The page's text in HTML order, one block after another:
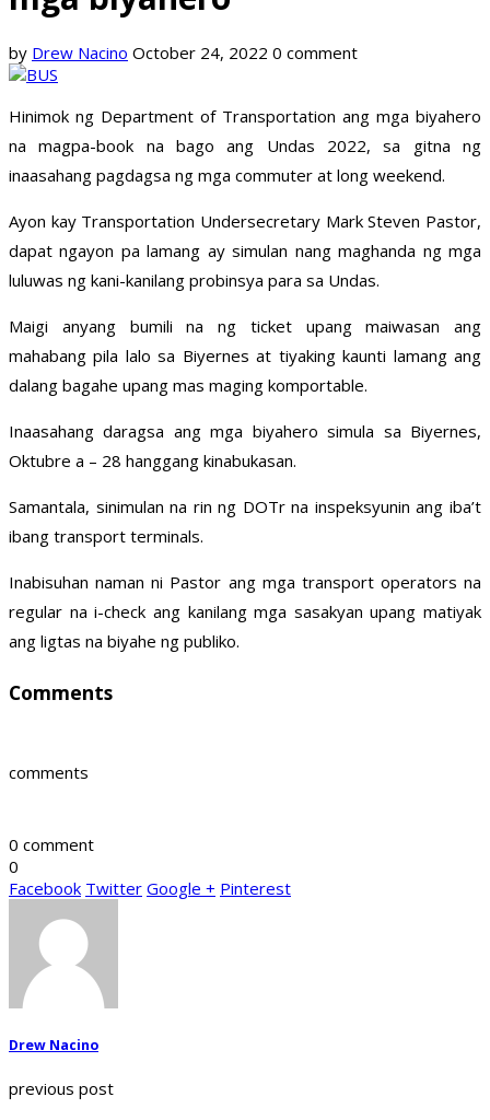
by Drew Nacino October 24, 2022 0 comment
Hinimok ng Department of Transportation ang mga biyahero
na magpa-book na bago ang Undas 2022, sa gitna ng
inaasahang pagdagsa ng mga commuter at long weekend.
Ayon kay Transportation Undersecretary Mark Steven Pastor,
dapat ngayon pa lamang ay simulan nang maghanda ng mga
luluwas ng kani-kanilang probinsya para sa Undas.
Maigi anyang bumili na ng ticket upang maiwasan ang
mahabang pila lalo sa Biyernes at tiyaking kaunti lamang ang
dalang bagahe upang mas maging komportable.
Inaasahang daragsa ang mga biyahero simula sa Biyernes,
Oktubre a – 28 hanggang kinabukasan.
Samantala, sinimulan na rin ng DOTr na inspeksyunin ang iba’t
ibang transport terminals.
Inabisuhan naman ni Pastor ang mga transport operators na
regular na i-check ang kanilang mga sasakyan upang matiyak
ang ligtas na biyahe ng publiko.
Comments
comments
0 comment
0
Facebook Twitter Google + Pinterest
Drew Nacino
previous post